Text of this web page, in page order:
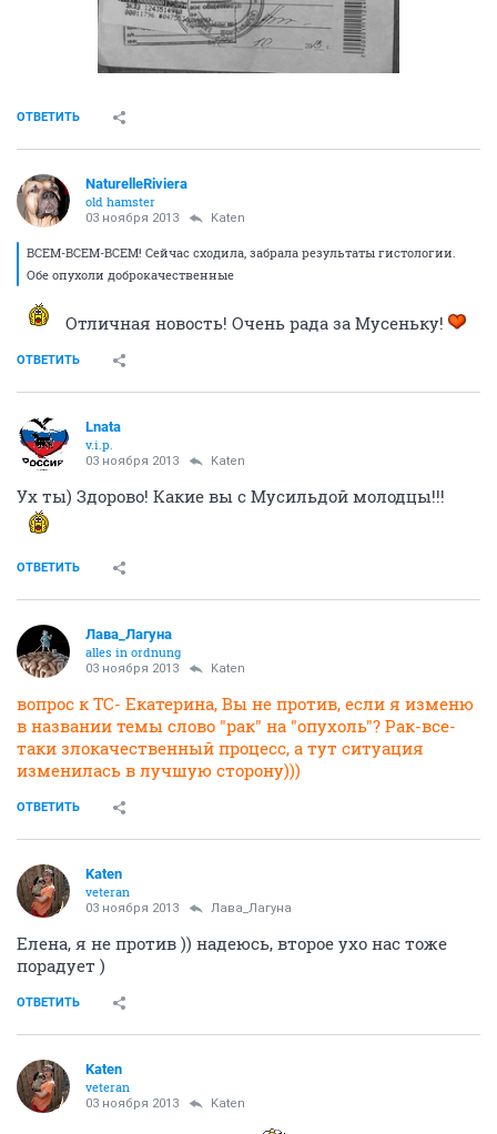
ОТВЕТИТЬ
NaturelleRiviera
old hamster
03 ноября 2013 Katen
ВСЕМ-ВСЕМ-ВСЕМ! Сейчас сходила, забрала результаты гистологии.
Обе опухоли доброкачественные
Отличная новость! Очень рада за Мусеньку!
ОТВЕТИТЬ
Lnata
v.i.p.
03 ноября 2013 Katen
Ух ты) Здорово! Какие вы с Мусильдой молодцы!!!
ОТВЕТИТЬ
Лава_Лагуна
alles in ordnung
03 ноября 2013 Katen
вопрос к ТС- Екатерина, Вы не против, если я изменю
в названии темы слово "рак" на "опухоль"? Рак-все-
таки злокачественный процесс, а тут ситуация
изменилась в лучшую сторону)))
ОТВЕТИТЬ
Katen
veteran
03 ноября 2013 Лава_Лагуна
Елена, я не против )) надеюсь, второе ухо нас тоже
порадует )
ОТВЕТИТЬ
Katen
veteran
03 ноября 2013 Katen